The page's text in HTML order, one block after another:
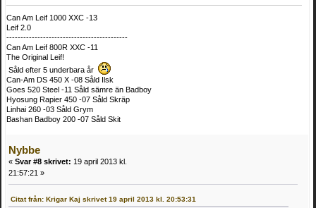
Can Am Leif 1000 XXC -13
Leif 2.0
-------------------------------------------
Can Am Leif 800R XXC -11
The Original Leif!
Såld efter 5 underbara år
Can-Am DS 450 X -08 Såld Ilsk
Goes 520 Steel -11 Såld sämre än Badboy
Hyosung Rapier 450 -07 Såld Skräp
Linhai 260 -03 Såld Grym
Bashan Badboy 200 -07 Såld Skit
Nybbe
« Svar #8 skrivet: 19 april 2013 kl.
21:57:21 »
Citat från: Krigar Kaj skrivet 19 april 2013 kl. 20:53:31